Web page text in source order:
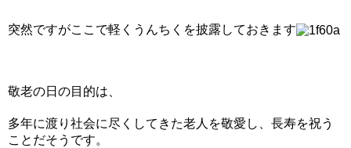
突然ですがここで軽くうんちくを披露しておきます
敬老の日の目的は、
多年に渡り社会に尽くしてきた老人を敬愛し、長寿を祝う
ことだそうです。